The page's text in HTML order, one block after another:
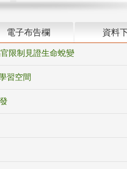
電子布告欄 資料
限制見證生命蛻變
習空間